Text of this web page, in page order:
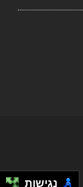
נגישות